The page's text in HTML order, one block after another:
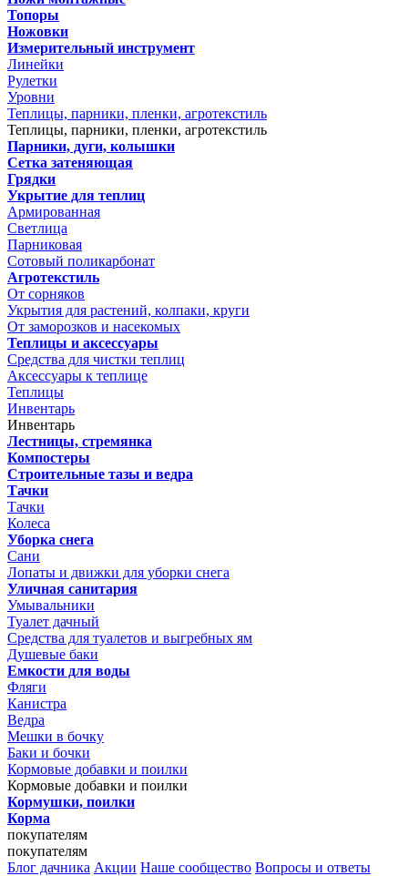
Топоры
Ножовки
Измерительный инструмент
Линейки
Рулетки
Уровни
Теплицы, парники, пленки, агротекстиль
Теплицы, парники, пленки, агротекстиль
Парники, дуги, колышки
Сетка затеняющая
Грядки
Укрытие для теплиц
Армированная
Светлица
Парниковая
Сотовый поликарбонат
Агротекстиль
От сорняков
Укрытия для растений, колпаки, круги
От заморозков и насекомых
Теплицы и аксессуары
Средства для чистки теплиц
Аксессуары к теплице
Теплицы
Инвентарь
Инвентарь
Лестницы, стремянка
Компостеры
Строительные тазы и ведра
Тачки
Тачки
Колеса
Уборка снега
Сани
Лопаты и движки для уборки снега
Уличная санитария
Умывальники
Туалет дачный
Средства для туалетов и выгребных ям
Душевые баки
Емкости для воды
Фляги
Канистра
Ведра
Мешки в бочку
Баки и бочки
Кормовые добавки и поилки
Кормовые добавки и поилки
Кормушки, поилки
Корма
покупателям
покупателям
Блог дачника Акции Наше сообщество Вопросы и ответы